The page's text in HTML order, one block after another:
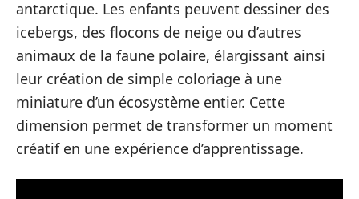
antarctique. Les enfants peuvent dessiner des
icebergs, des flocons de neige ou d’autres
animaux de la faune polaire, élargissant ainsi
leur création de simple coloriage à une
miniature d’un écosystème entier. Cette
dimension permet de transformer un moment
créatif en une expérience d’apprentissage.